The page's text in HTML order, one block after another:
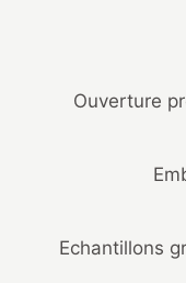
Ouverture
Echantillons